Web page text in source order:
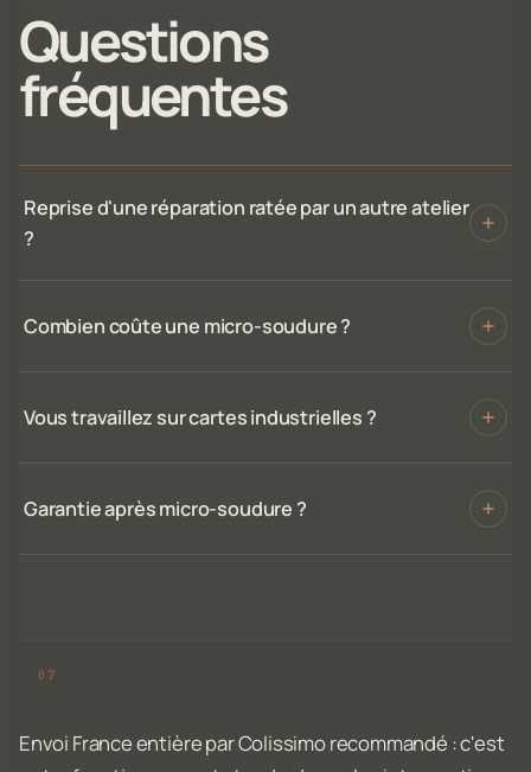
Questions
fréquentes
Reprise d'une réparation ratée par un autre atelier
?
Combien coûte une micro-soudure ?
Vous travaillez sur cartes industrielles ?
Garantie après micro-soudure ?
Envoi France entière par Colissimo recommandé : c'est